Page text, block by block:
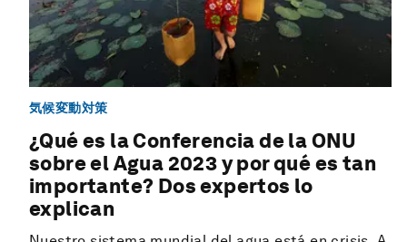
気候変動対策
¿Qué es la Conferencia de la ONU
sobre el Agua 2023 y por qué es tan
importante? Dos expertos lo
explican